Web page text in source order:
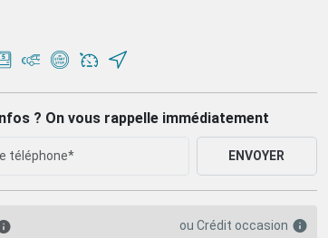
? On vous rappelle immédiatement
ENVOYER
ou Crédit occasion